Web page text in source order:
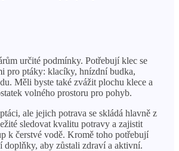
určité podmínky. Potřebují klec se
pro ptáky: klacíky, hnízdní budka,
Měli byste také zvážit plochu klece a
volného prostoru pro pohyb.
ale jejich potrava se skládá hlavně z
sledovat kvalitu potravy a zajistit
k čerstvé vodě. Kromě toho potřebují
doplňky, aby zůstali zdraví a aktivní.